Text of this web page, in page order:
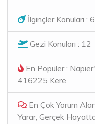
İlginçler Konuları :
Gezi Konuları : 12
En Popüler :
416225 Kere
En Çok Yorum
Yarar, Gerçek